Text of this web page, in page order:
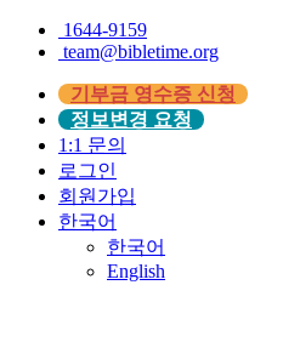
1644-9159
team@bibletime.org
기부금 영수증 신청
정보변경 요청
1:1 문의
로그인
회원가입
한국어
한국어
English